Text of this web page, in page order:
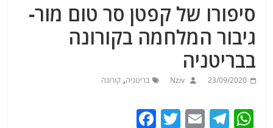
סיפורו של קפטן סר טום מור-
גיבור המלחמה בקורונה
בבריטניה
23/09/2020
Nziv בריטניה,קורונה
W
T
E
T